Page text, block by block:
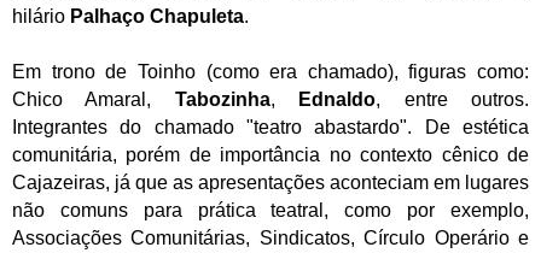
hilário Palhaço Chapuleta.
Em trono de Toinho (como era chamado), figuras como:
Chico Amaral, Tabozinha, Ednaldo, entre outros.
Integrantes do chamado "teatro abastardo". De estética
comunitária, porém de importância no contexto cênico de
Cajazeiras, já que as apresentações aconteciam em lugares
não comuns para prática teatral, como por exemplo,
Associações Comunitárias, Sindicatos, Círculo Operário e